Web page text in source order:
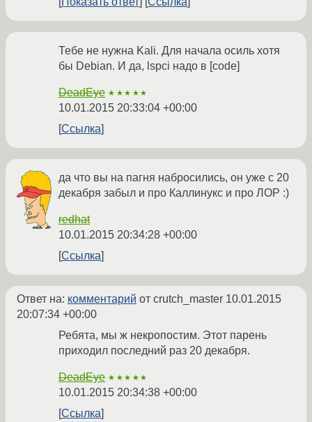
Тебе не нужна Kali. Для начала осиль хотя
бы Debian. И да, lspci надо в [code]
DeadEye ★★★★★
10.01.2015 20:33:04 +00:00
Ссылка
да что вы на пагня набросились, он уже с 20
декабря забыл и про Каллинукс и про ЛОР :)
redhat
10.01.2015 20:34:28 +00:00
Ссылка
Ответ на: комментарий от crutch_master 10.01.2015
20:07:34 +00:00
Ребята, мы ж некропостим. Этот парень
приходил последний раз 20 декабря.
DeadEye ★★★★★
10.01.2015 20:34:38 +00:00
Ссылка